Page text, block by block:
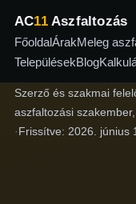
AC11Aszfaltozás
FőoldalÁrakMeleg
TelepülésekBlog
Szerző és szakmai
aszfaltozási szakember,
·Frissítve: 2026. június